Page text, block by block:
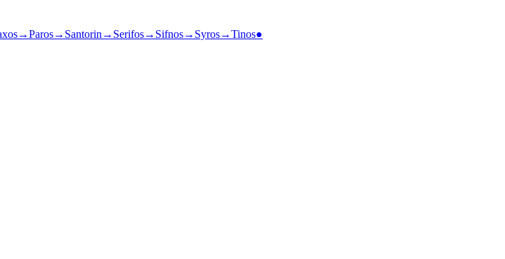
→Paros→ Santorin → Serifos→ Sifnos→ Syros→Tinos●